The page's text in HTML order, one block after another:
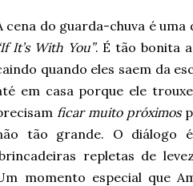
cena do guarda-chuva é
It’s With You”. É tão bonita
quando eles saem da
em casa porque ele
ficar muito próximos
tão grande. O diálogo
repletas de
momento especial que